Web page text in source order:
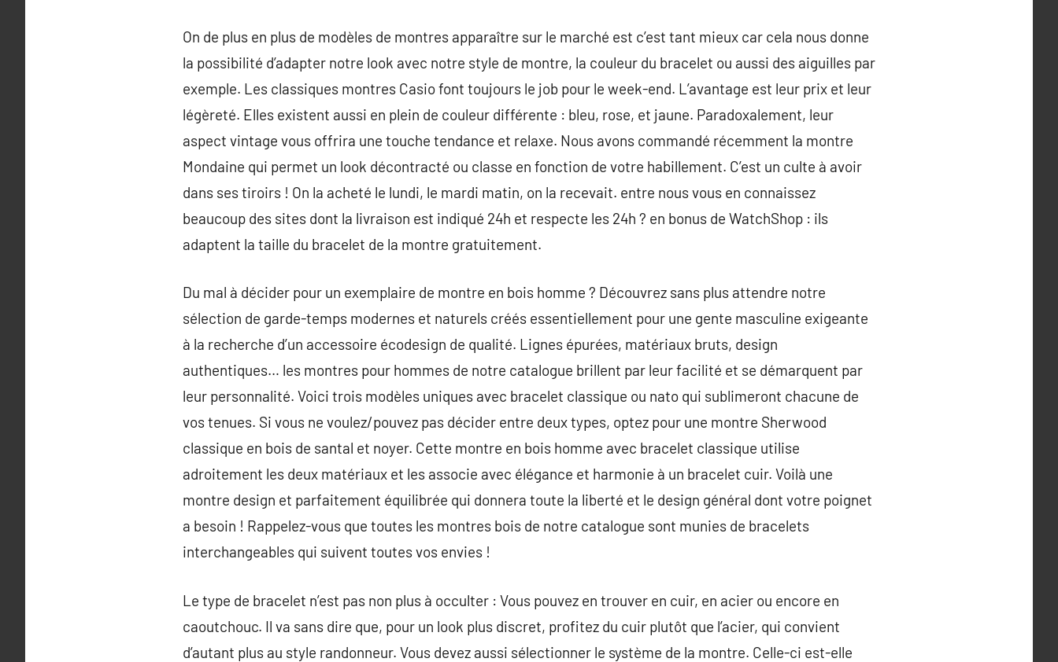
On de plus en plus de modèles de montres apparaître sur le marché est c’est tant mieux car cela nous donne
la possibilité d’adapter notre look avec notre style de montre, la couleur du bracelet ou aussi des aiguilles par
exemple. Les classiques montres Casio font toujours le job pour le week-end. L’avantage est leur prix et leur
légèreté. Elles existent aussi en plein de couleur différente : bleu, rose, et jaune. Paradoxalement, leur
aspect vintage vous offrira une touche tendance et relaxe. Nous avons commandé récemment la montre
Mondaine qui permet un look décontracté ou classe en fonction de votre habillement. C’est un culte à avoir
dans ses tiroirs ! On la acheté le lundi, le mardi matin, on la recevait. entre nous vous en connaissez
beaucoup des sites dont la livraison est indiqué 24h et respecte les 24h ? en bonus de WatchShop : ils
adaptent la taille du bracelet de la montre gratuitement.
Du mal à décider pour un exemplaire de montre en bois homme ? Découvrez sans plus attendre notre
sélection de garde-temps modernes et naturels créés essentiellement pour une gente masculine exigeante
à la recherche d’un accessoire écodesign de qualité. Lignes épurées, matériaux bruts, design
authentiques… les montres pour hommes de notre catalogue brillent par leur facilité et se démarquent par
leur personnalité. Voici trois modèles uniques avec bracelet classique ou nato qui sublimeront chacune de
vos tenues. Si vous ne voulez/pouvez pas décider entre deux types, optez pour une montre Sherwood
classique en bois de santal et noyer. Cette montre en bois homme avec bracelet classique utilise
adroitement les deux matériaux et les associe avec élégance et harmonie à un bracelet cuir. Voilà une
montre design et parfaitement équilibrée qui donnera toute la liberté et le design général dont votre poignet
a besoin ! Rappelez-vous que toutes les montres bois de notre catalogue sont munies de bracelets
interchangeables qui suivent toutes vos envies !
Le type de bracelet n’est pas non plus à occulter : Vous pouvez en trouver en cuir, en acier ou encore en
caoutchouc. Il va sans dire que, pour un look plus discret, profitez du cuir plutôt que l’acier, qui convient
d’autant plus au style randonneur. Vous devez aussi sélectionner le système de la montre. Celle-ci est-elle